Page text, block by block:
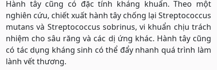
Hành tây cũng có đặc tính kháng khuẩn. Theo một
nghiên cứu, chiết xuất hành tây chống lại Streptococcus
mutans và Streptococcus sobrinus, vi khuẩn chịu trách
nhiệm cho sâu răng và các dị ứng khác. Hành tây cũng
có tác dụng kháng sinh có thể đẩy nhanh quá trình làm
lành vết thương.